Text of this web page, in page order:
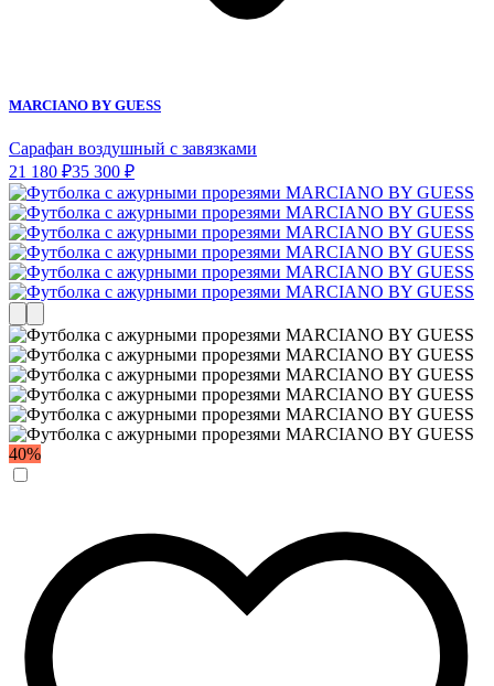
MARCIANO BY GUESS
Сарафан воздушный с завязками
21 180 ₽35 300 ₽
40%